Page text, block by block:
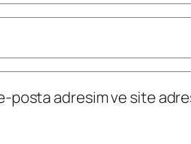
posta adresim ve site